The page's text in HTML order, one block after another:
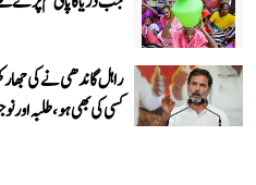
راہل گاندھی نے کی
کسی کی بھی ہو، طلبہ اور